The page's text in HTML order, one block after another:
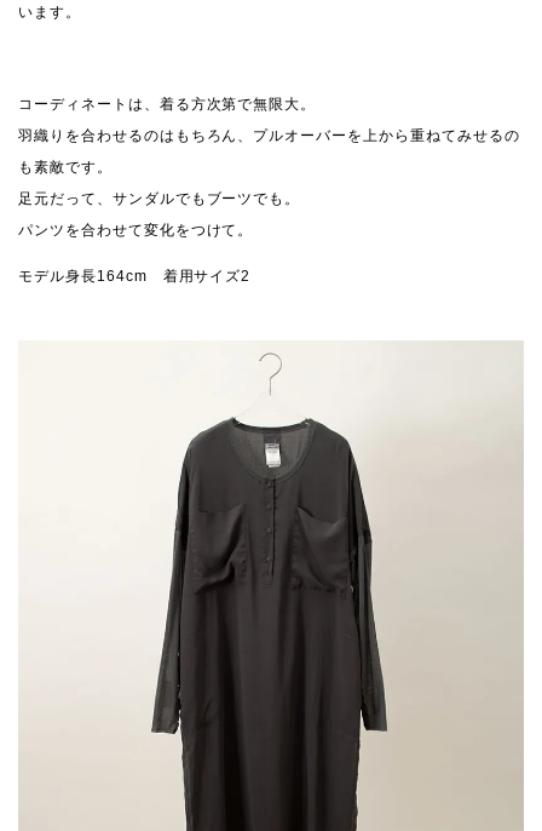
います。
コーディネートは、着る方次第で無限大。
羽織りを合わせるのはもちろん、プルオーバーを上から重ねてみせるの
も素敵です。
足元だって、サンダルでもブーツでも。
パンツを合わせて変化をつけて。
モデル身長164cm 着用サイズ2